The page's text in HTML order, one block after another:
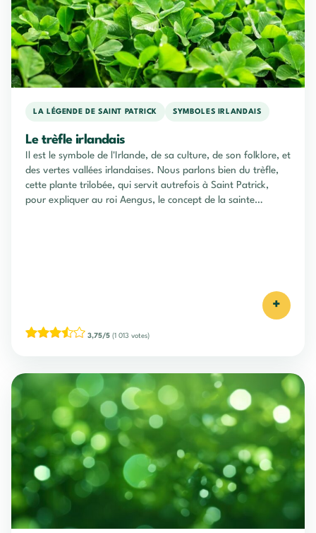
LA LÉGENDE DE SAINT PATRICK SYMBOLES IRLANDAIS
Le trèfle irlandais
Il est le symbole de l'Irlande, de sa culture, de son folklore, et
des vertes vallées irlandaises. Nous parlons bien du trèfle,
cette plante trilobée, qui servit autrefois à Saint Patrick,
pour expliquer au roi Aengus, le concept de la sainte
+
3,75/5 (1 013 votes)